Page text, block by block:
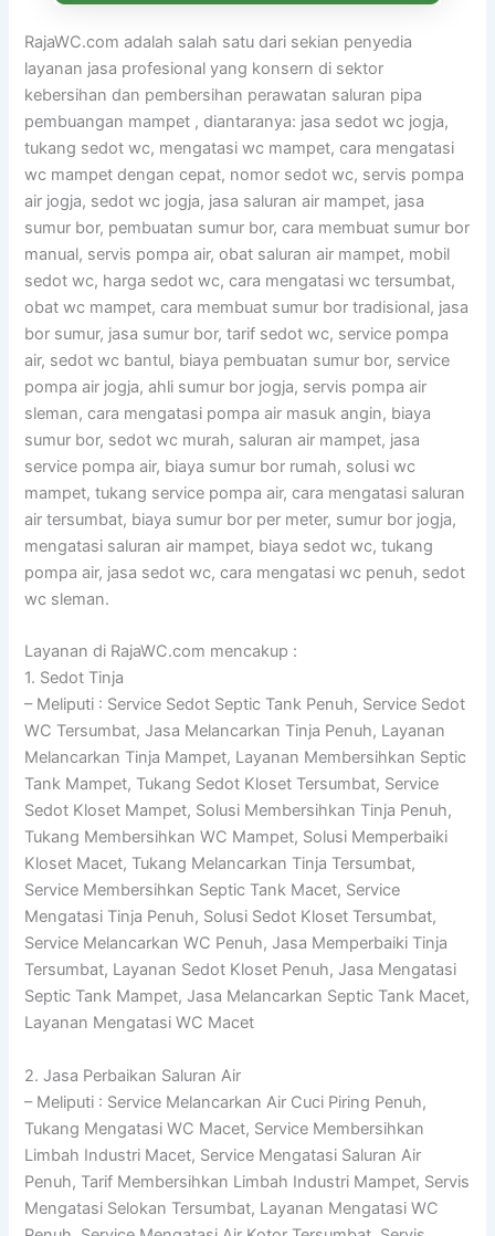
RajaWC.com adalah salah satu dari sekian penyedia
layanan jasa profesional yang konsern di sektor
kebersihan dan pembersihan perawatan saluran pipa
pembuangan mampet , diantaranya: jasa sedot wc jogja,
tukang sedot wc, mengatasi wc mampet, cara mengatasi
wc mampet dengan cepat, nomor sedot wc, servis pompa
air jogja, sedot wc jogja, jasa saluran air mampet, jasa
sumur bor, pembuatan sumur bor, cara membuat sumur bor
manual, servis pompa air, obat saluran air mampet, mobil
sedot wc, harga sedot wc, cara mengatasi wc tersumbat,
obat wc mampet, cara membuat sumur bor tradisional, jasa
bor sumur, jasa sumur bor, tarif sedot wc, service pompa
air, sedot wc bantul, biaya pembuatan sumur bor, service
pompa air jogja, ahli sumur bor jogja, servis pompa air
sleman, cara mengatasi pompa air masuk angin, biaya
sumur bor, sedot wc murah, saluran air mampet, jasa
service pompa air, biaya sumur bor rumah, solusi wc
mampet, tukang service pompa air, cara mengatasi saluran
air tersumbat, biaya sumur bor per meter, sumur bor jogja,
mengatasi saluran air mampet, biaya sedot wc, tukang
pompa air, jasa sedot wc, cara mengatasi wc penuh, sedot
wc sleman.
Layanan di RajaWC.com mencakup :
1. Sedot Tinja
– Meliputi : Service Sedot Septic Tank Penuh, Service Sedot
WC Tersumbat, Jasa Melancarkan Tinja Penuh, Layanan
Melancarkan Tinja Mampet, Layanan Membersihkan Septic
Tank Mampet, Tukang Sedot Kloset Tersumbat, Service
Sedot Kloset Mampet, Solusi Membersihkan Tinja Penuh,
Tukang Membersihkan WC Mampet, Solusi Memperbaiki
Kloset Macet, Tukang Melancarkan Tinja Tersumbat,
Service Membersihkan Septic Tank Macet, Service
Mengatasi Tinja Penuh, Solusi Sedot Kloset Tersumbat,
Service Melancarkan WC Penuh, Jasa Memperbaiki Tinja
Tersumbat, Layanan Sedot Kloset Penuh, Jasa Mengatasi
Septic Tank Mampet, Jasa Melancarkan Septic Tank Macet,
Layanan Mengatasi WC Macet
2. Jasa Perbaikan Saluran Air
– Meliputi : Service Melancarkan Air Cuci Piring Penuh,
Tukang Mengatasi WC Macet, Service Membersihkan
Limbah Industri Macet, Service Mengatasi Saluran Air
Penuh, Tarif Membersihkan Limbah Industri Mampet, Servis
Mengatasi Selokan Tersumbat, Layanan Mengatasi WC